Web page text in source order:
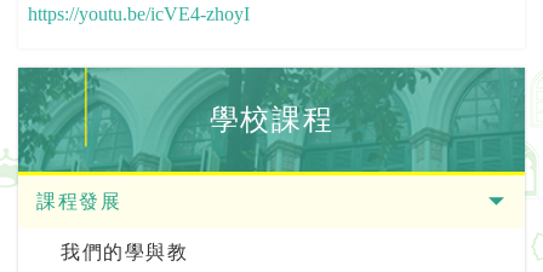
學校課程
課程發展
我們的學與教
https://youtu.be/icVE4-zhoyI